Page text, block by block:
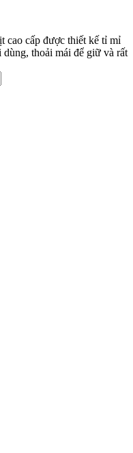
cao cấp được thiết kế tỉ mỉ
thoải mái để giữ và rất